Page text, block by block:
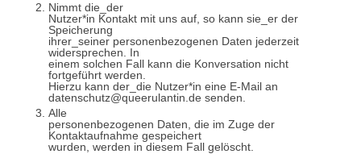
Nimmt die_der
Nutzer*in Kontakt mit uns auf, so kann sie_er der
Speicherung
ihrer_seiner personenbezogenen Daten jederzeit
widersprechen. In
einem solchen Fall kann die Konversation nicht
fortgeführt werden.
Hierzu kann der_die Nutzer*in eine E-Mail an
datenschutz@queerulantin.de senden.
Alle
personenbezogenen Daten, die im Zuge der
Kontaktaufnahme gespeichert
wurden, werden in diesem Fall gelöscht.